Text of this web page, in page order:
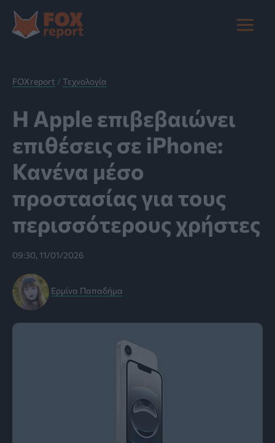
στο
περιεχόμενο
Main
FOXreport /Τεχνολογία
Η Apple επιβεβαιώνει
επιθέσεις σε iPhone:
Κανένα μέσο
προστασίας για τους
περισσότερους χρήστες
09:30, 11/01/2026
Ερμίνα Παπαδήμα